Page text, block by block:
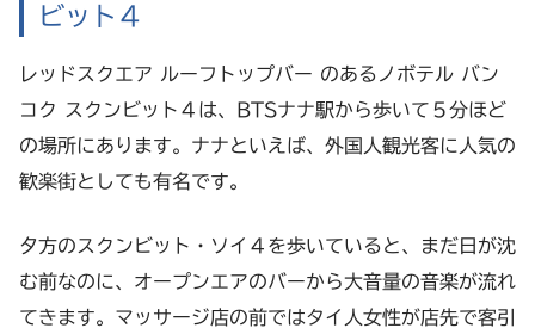
ビット４
レッドスクエア ルーフトップバー のあるノボテル バン
コク スクンビット４は、BTSナナ駅から歩いて５分ほど
の場所にあります。ナナといえば、外国人観光客に人気の
歓楽街としても有名です。
夕方のスクンビット・ソイ４を歩いていると、まだ日が沈
む前なのに、オープンエアのバーから大音量の音楽が流れ
てきます。マッサージ店の前ではタイ人女性が店先で客引